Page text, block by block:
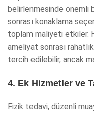
belirlenmesinde önemli
sonrası konaklama
toplam maliyeti etkiler.
ameliyat sonrası
tercih edilebilir, ancak
4. Ek Hizmetler ve
Fizik tedavi, düzenli